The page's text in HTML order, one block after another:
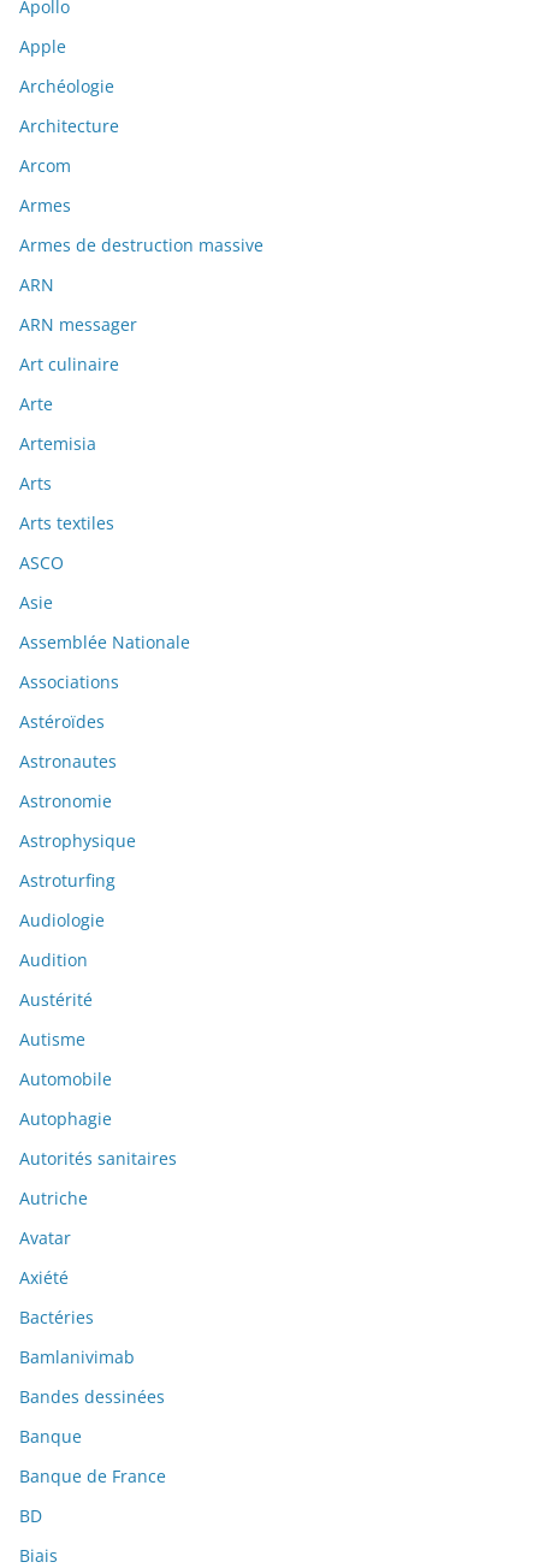
Apollo
Apple
Archéologie
Architecture
Arcom
Armes
Armes de destruction massive
ARN
ARN messager
Art culinaire
Arte
Artemisia
Arts
Arts textiles
ASCO
Asie
Assemblée Nationale
Associations
Astéroïdes
Astronautes
Astronomie
Astrophysique
Astroturfing
Audiologie
Audition
Austérité
Autisme
Automobile
Autophagie
Autorités sanitaires
Autriche
Avatar
Axiété
Bactéries
Bamlanivimab
Bandes dessinées
Banque
Banque de France
BD
Biais